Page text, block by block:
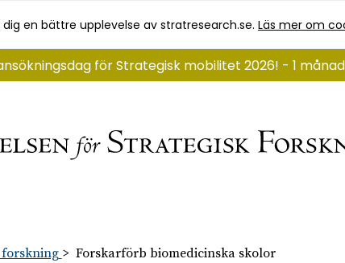
en bättre upplevelse av stratresearch.se.Läs mer om
för Strategisk mobilitet 2026! - 1
Forskarförb biomedicinska skolor